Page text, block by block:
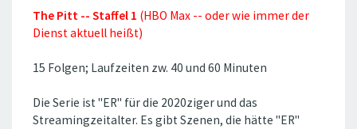
The Pitt -- Staffel 1 (HBO Max -- oder wie immer der
Dienst aktuell heißt)
15 Folgen; Laufzeiten zw. 40 und 60 Minuten
Die Serie ist ''ER'' für die 2020ziger und das
Streamingzeitalter. Es gibt Szenen, die hätte ''ER''